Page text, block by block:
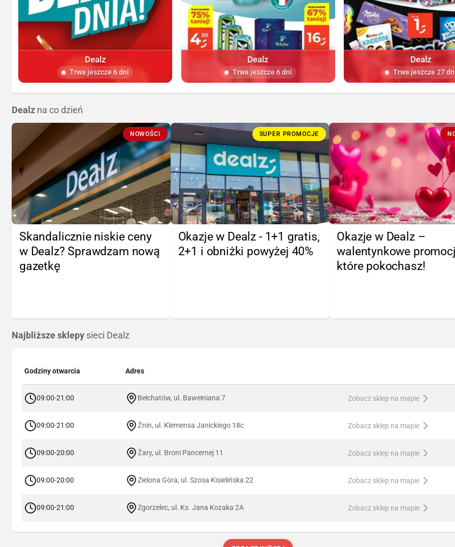
Dealz
Trwa jeszcze 6 dni
Dealz
Trwa jeszcze 6 dni
Dealz
Trwa jeszcze 27
Dealz na co dzień
NOWOŚCI
Skandalicznie niskie ceny
w Dealz? Sprawdzam nową
gazetkę
SUPER PROMOCJE
Okazje w Dealz - 1+1 gratis,
2+1 i obniżki powyżej 40%
Okazje w Dealz –
walentynkowe
które pokochasz!
Najbliższe sklepy sieci Dealz
Godziny otwarcia Adres
09:00-21:00 Bełchatów, ul. Bawełniana 7 Zobacz sklep na mapie
09:00-21:00 Żnin, ul. Klemensa Janickiego 18c Zobacz sklep na mapie
09:00-20:00 Żary, ul. Broni Pancernej 11 Zobacz sklep na mapie
09:00-20:00 Zielona Góra, ul. Szosa Kisielińska 22 Zobacz sklep na mapie
09:00-21:00 Zgorzelec, ul. Ks. Jana Kozaka 2A Zobacz sklep na mapie